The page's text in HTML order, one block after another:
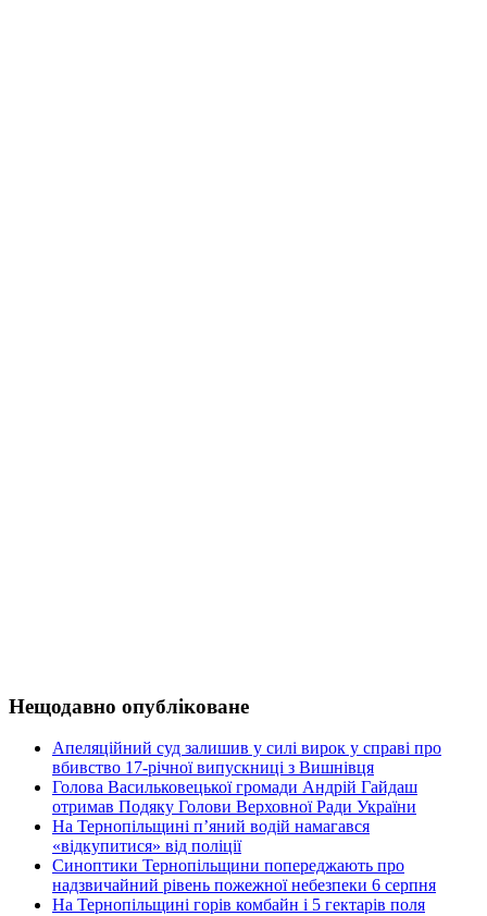
Нещодавно опубліковане
Апеляційний суд залишив у силі вирок у справі про
вбивство 17-річної випускниці з Вишнівця
Голова Васильковецької громади Андрій Гайдаш
отримав Подяку Голови Верховної Ради України
На Тернопільщині п’яний водій намагався
«відкупитися» від поліції
Синоптики Тернопільщини попереджають про
надзвичайний рівень пожежної небезпеки 6 серпня
На Тернопільщині горів комбайн і 5 гектарів поля